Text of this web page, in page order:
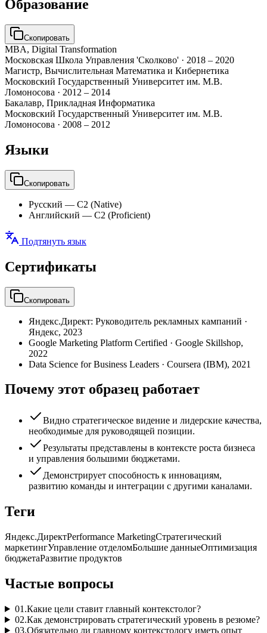
Образование
Скопировать
MBA, Digital Transformation
Московская Школа Управления 'Сколково' · 2018 – 2020
Магистр, Вычислительная Математика и Кибернетика
Московский Государственный Университет им. М.В.
Ломоносова · 2012 – 2014
Бакалавр, Прикладная Информатика
Московский Государственный Университет им. М.В.
Ломоносова · 2008 – 2012
Языки
Скопировать
Русский — C2 (Native)
Английский — C2 (Proficient)
Подтянуть язык
Сертификаты
Скопировать
Яндекс.Директ: Руководитель рекламных кампаний ·
Яндекс, 2023
Google Marketing Platform Certified · Google Skillshop,
2022
Data Science for Business Leaders · Coursera (IBM), 2021
Почему этот образец работает
Видно стратегическое видение и лидерские качества,
необходимые для руководящей позиции.
Результаты представлены в контексте роста бизнеса
и управления большими бюджетами.
Демонстрирует способность к инновациям,
развитию команды и интеграции с другими каналами.
Теги
Яндекс.ДиректPerformance MarketingСтратегический
маркетингУправление отделомБольшие данныеОптимизация
бюджетаРазвитие продуктов
Частые вопросы
01 .Какие цели ставит главный контекстолог?
02.Как демонстрировать стратегический уровень в резюме?
03.Обязательно ли главному контекстологу иметь опыт